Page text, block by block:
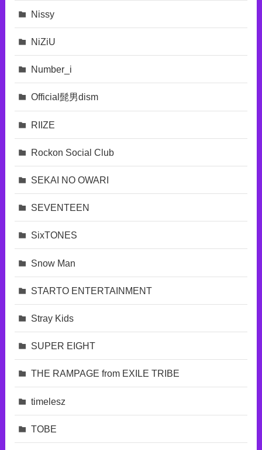
Nissy
NiZiU
Number_i
Official髭男dism
RIIZE
Rockon Social Club
SEKAI NO OWARI
SEVENTEEN
SixTONES
Snow Man
STARTO ENTERTAINMENT
Stray Kids
SUPER EIGHT
THE RAMPAGE from EXILE TRIBE
timelesz
TOBE